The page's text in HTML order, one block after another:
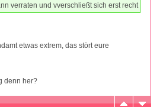
verraten und vverschließt sich erst recht
etwas extrem, das stört eure
denn her?